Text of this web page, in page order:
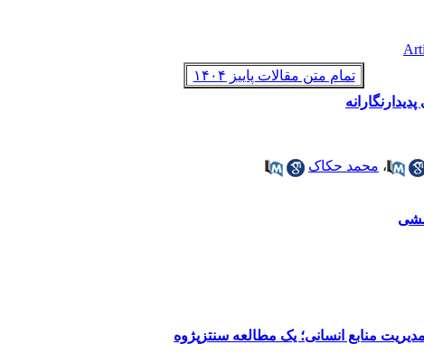
تمام متن مقالات پاییز ۱۴۰۴
، محمد حکاک
منابع انسانی؛ یک مطالعه سنتزپژوه